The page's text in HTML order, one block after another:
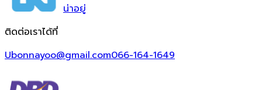
น่าอยู่
ติดต่อเราได้ที่
Ubonnayoo@gmail.com066-164-1649